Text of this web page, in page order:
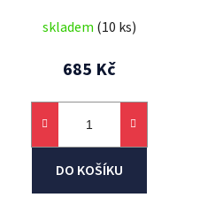
skladem (10 ks)
685 Kč
DO KOŠÍKU